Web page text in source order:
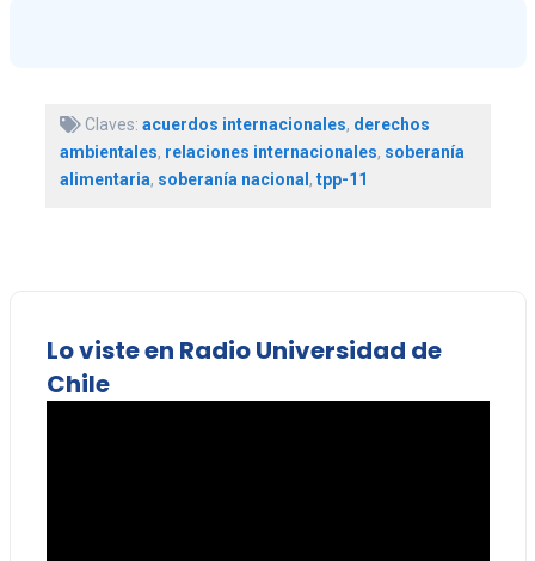
Claves: acuerdos internacionales, derechos
ambientales, relaciones internacionales, soberanía
alimentaria, soberanía nacional, tpp-11
Lo viste en Radio Universidad de
Chile